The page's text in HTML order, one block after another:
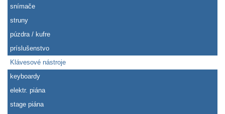
snímače
struny
púzdra / kufre
príslušenstvo
Klávesové nástroje
keyboardy
elektr. piána
stage piána